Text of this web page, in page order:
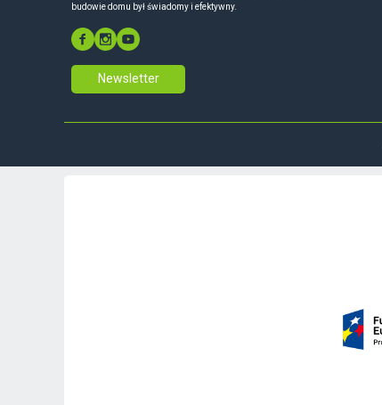
budowie domu był świadomy i efektywny.
Newsletter